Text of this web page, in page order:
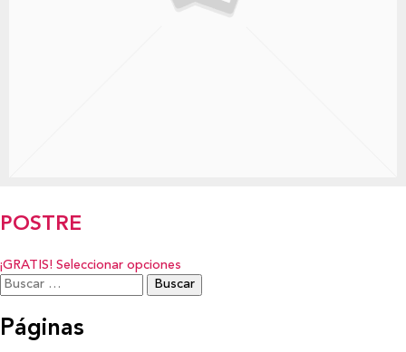
POSTRE
¡GRATIS! Seleccionar opciones
Buscar:
Páginas